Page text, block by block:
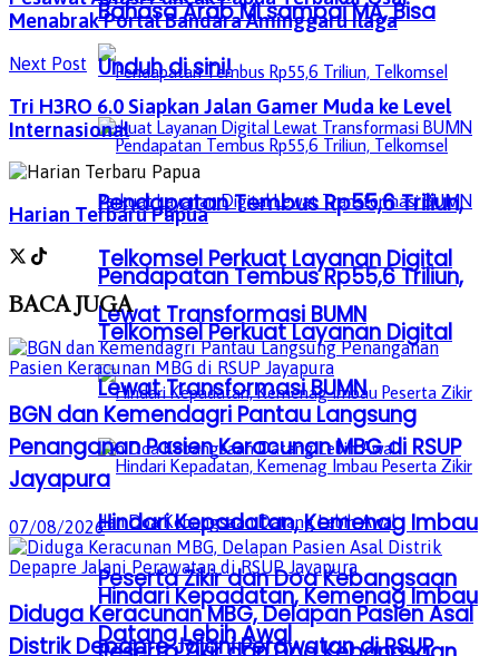
Pendapatan Tembus Rp55,6 Triliun,
Telkomsel Perkuat Layanan Digital
Lewat Transformasi BUMN
Hindari Kepadatan, Kemenag Imbau
Peserta Zikir dan Doa Kebangsaan
Datang Lebih Awal
Bahasa Arab MI sampai MA, Bisa
Unduh di sini!
Pendapatan Tembus Rp55,6 Triliun,
Telkomsel Perkuat Layanan Digital
Lewat Transformasi BUMN
Hindari Kepadatan, Kemenag Imbau
Menabrak Portal Bandara Aminggaru Ilaga
Next Post
Tri H3RO 6.0 Siapkan Jalan Gamer Muda ke Level
Internasional
Harian Terbaru Papua
BACAJUGA
BGN dan Kemendagri Pantau Langsung
Penanganan Pasien Keracunan MBG di RSUP
Jayapura
07/08/2026
Diduga Keracunan MBG, Delapan Pasien Asal
Distrik Depapre Jalani Perawatan di RSUP